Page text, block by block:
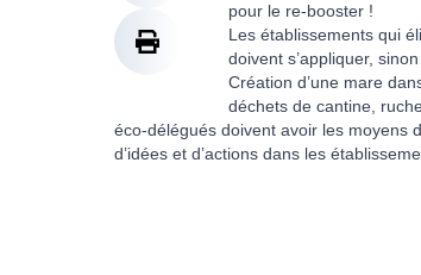
pour le re-booster !
Les établissements qui
doivent s’appliquer,
Création d’une mare
déchets de cantine,
éco-délégués doivent avoir les moyens
d’idées et d’actions dans les